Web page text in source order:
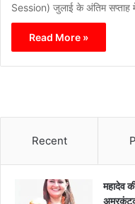
Session) जुलाई के अंतिम सप्ताह
Read More »
Recent
महादेव
अमरकंटक